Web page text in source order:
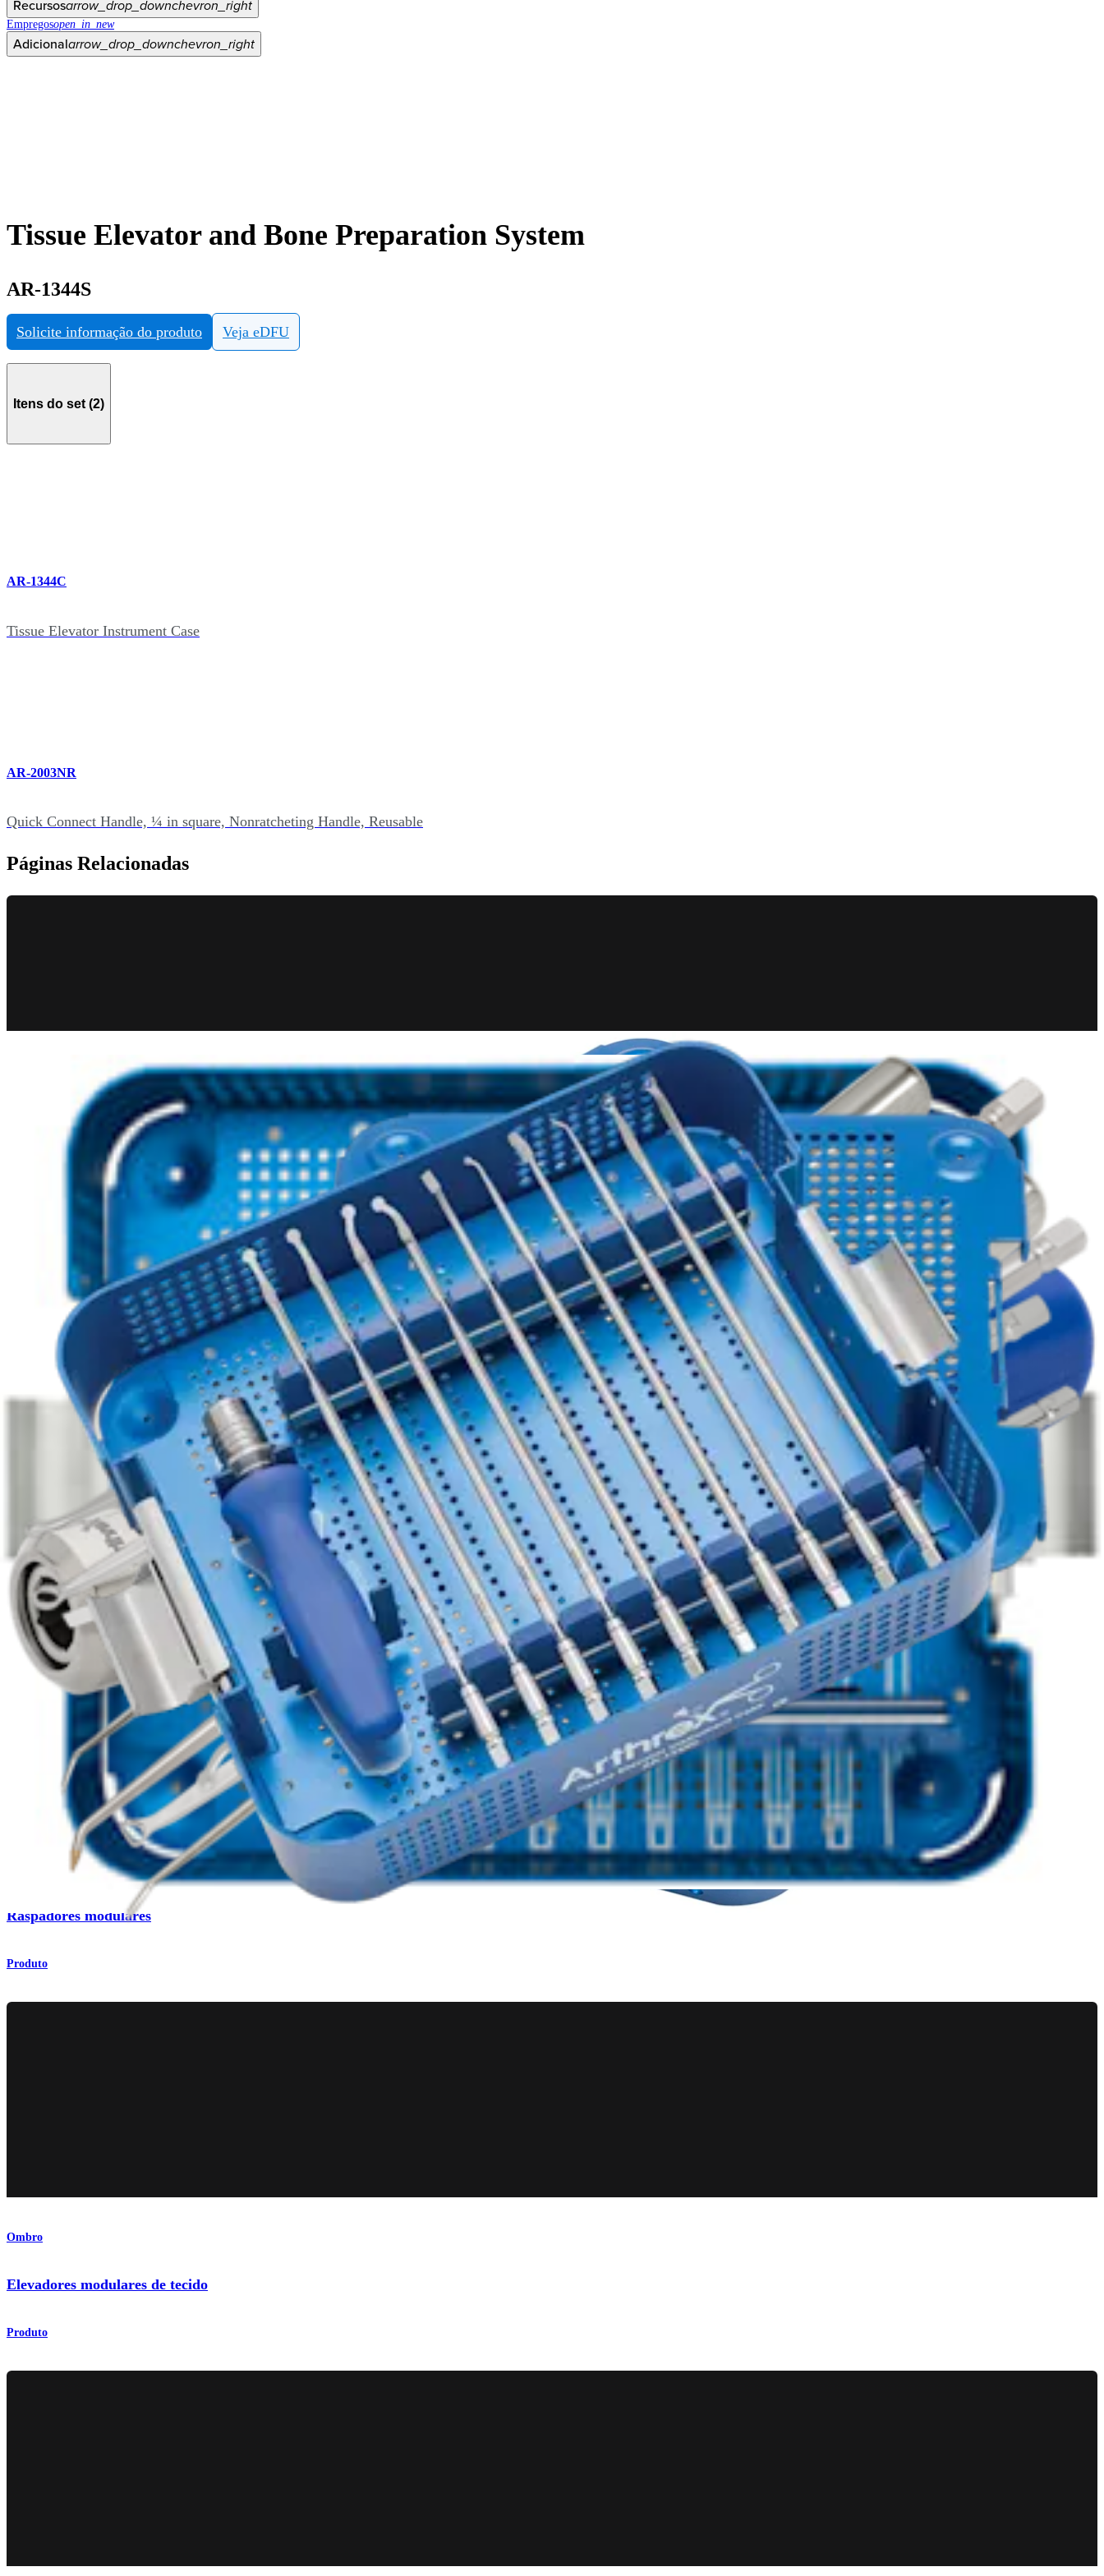
Recursosarrow_drop_downchevron_right
Empregosopen_in_new
Adicionalarrow_drop_downchevron_right
Tissue Elevator and Bone Preparation System
AR-1344S
Solicite informação do produto Veja eDFU
Itens do set (2)
AR-1344C
Tissue Elevator Instrument Case
AR-2003NR
Quick Connect Handle, ¼ in square, Nonratcheting Handle, Reusable
Páginas Relacionadas
Curetas modulares
Picks modulares
Produto
Raspadores modulares
Produto
Ombro
Elevadores modulares de tecido
Produto